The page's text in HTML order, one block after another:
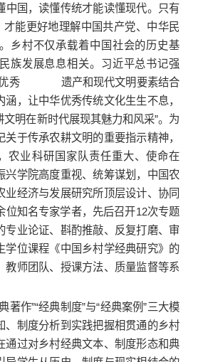
中国，读懂传统才能读懂现代。只有
才能更好地理解中国共产党、中华民
乡村不仅承载着中国社会的历史基
族发展息息相关。习近平总书记强
优秀 遗产和现代文明要素结合
，让中华优秀传统文化生生不息，
明在新时代展现其魅力和风采”。为
于传承农耕文明的重要指示精神，
农业科研国家队责任重大、使命在
兴学院高度重视、统筹谋划，中国农
业经济与发展研究所顶层设计、协同
位知名专家学者，先后召开12次专题
专业论证、斟酌推敲、反复打磨、审
学位课程《中国乡村学经典研究》的
教师团队、授课方法、质量监督等系
著作”“经典制度”与“经典案例”三大模
、制度分析到实践把握相贯通的乡村
通过对乡村经典文本、制度形态和典